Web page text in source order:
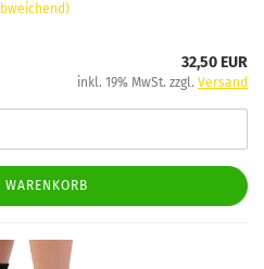
32,50 EUR
inkl. 19% MwSt. zzgl. Versand
WARENKORB